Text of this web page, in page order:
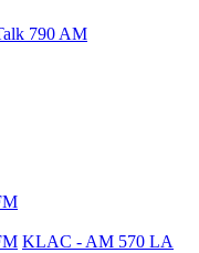
790 AM
KLAC - AM 570 LA